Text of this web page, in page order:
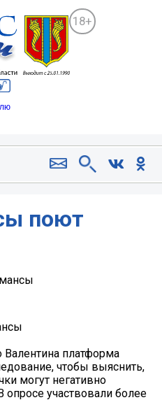
18+
поют
платформа
чтобы выяснить,
могут негативно
опросе участвовали более